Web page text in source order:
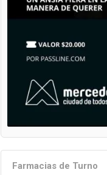
Farmacias de Turno